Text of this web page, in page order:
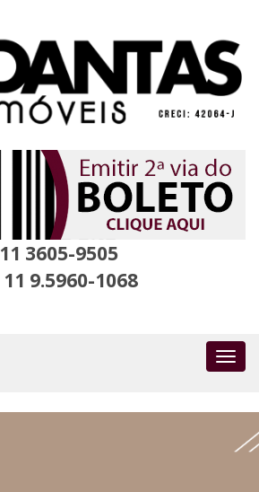
11 3605-9505
11 9.5960-1068